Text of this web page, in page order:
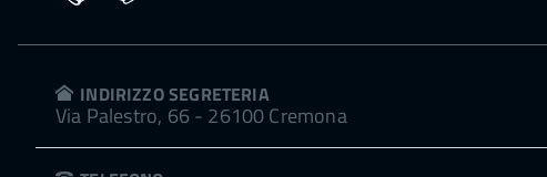
INDIRIZZO SEGRETERIA
Via Palestro, 66 - 26100 Cremona